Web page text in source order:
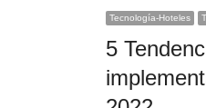
Tecnología-Hoteles
5